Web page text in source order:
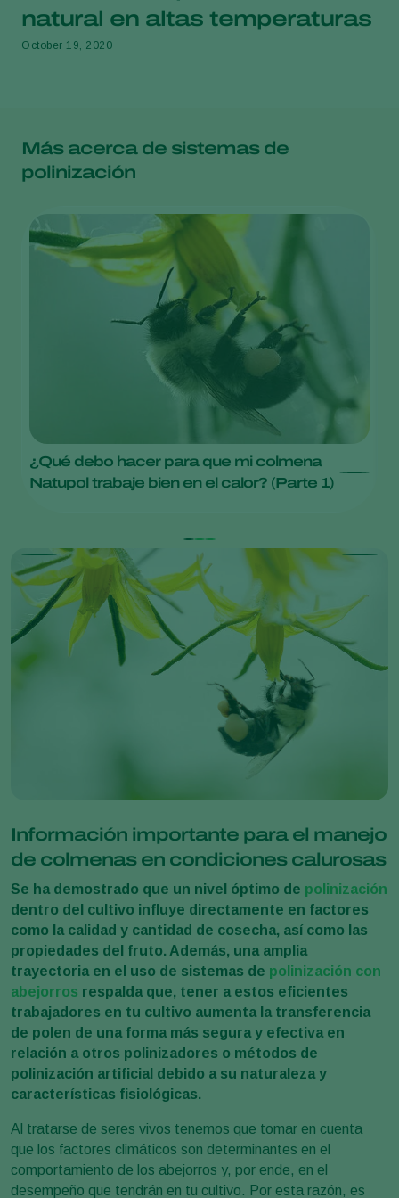
natural en altas temperaturas
October 19, 2020
Más acerca de sistemas de
polinización
¿Qué debo hacer para que mi colmena
Natupol trabaje bien en el calor? (Parte 1)
Información importante para el manejo
de colmenas en condiciones calurosas
Se ha demostrado que un nivel óptimo de polinización
dentro del cultivo influye directamente en factores
como la calidad y cantidad de cosecha, así como las
propiedades del fruto. Además, una amplia
trayectoria en el uso de sistemas de polinización con
abejorros respalda que, tener a estos eficientes
trabajadores en tu cultivo aumenta la transferencia
de polen de una forma más segura y efectiva en
relación a otros polinizadores o métodos de
polinización artificial debido a su naturaleza y
características fisiológicas.
Al tratarse de seres vivos tenemos que tomar en cuenta
que los factores climáticos son determinantes en el
comportamiento de los abejorros y, por ende, en el
desempeño que tendrán en tu cultivo. Por esta razón, es